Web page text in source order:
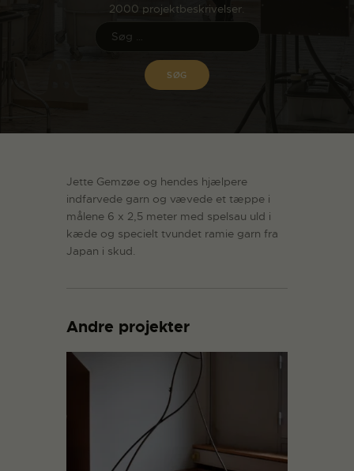
2000 projektbeskrivelser.
Jette Gemzøe og hendes hjælpere
indfarvede garn og vævede et tæppe i
målene 6 x 2,5 meter med spelsau uld i
kæde og specielt tvundet ramie garn fra
Japan i skud.
Andre projekter